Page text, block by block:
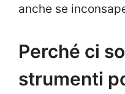
anche se
Perché ci
strumenti